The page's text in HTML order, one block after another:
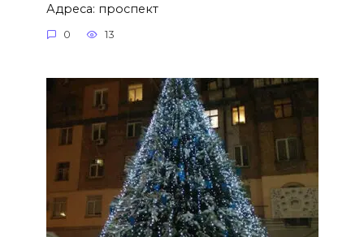
Адреса: проспект
0 13